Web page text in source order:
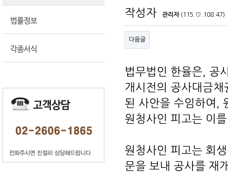
작성자 관리자(115.♡.108.47)
다음글
법무법인 한율은, 공
개시전의 공사대금
된 사안을 수임하여,
원청사인 피고는 이
원청사인 피고는 회
문을 보내 공사를 재